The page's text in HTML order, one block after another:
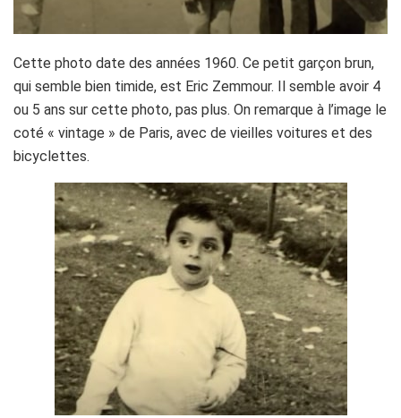
Cette photo date des années 1960. Ce petit garçon brun,
qui semble bien timide, est Eric Zemmour. Il semble avoir 4
ou 5 ans sur cette photo, pas plus. On remarque à l’image le
coté « vintage » de Paris, avec de vieilles voitures et des
bicyclettes.